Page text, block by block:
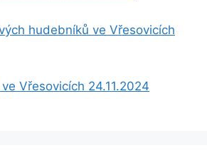
hudebníků ve Vřesovicích
Vřesovicích 24.11.2024